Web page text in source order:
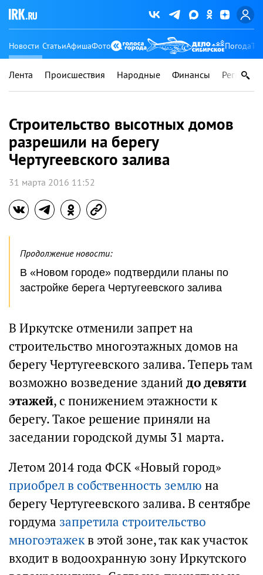
Новости СтатьиАфишаФото Погода
Лента Происшествия Народные Финансы Регионы
Строительство высотных домов
разрешили на берегу
Чертугеевского залива
31 марта 2016 11:52
Продолжение новости:
В «Новом городе» подтвердили планы по
застройке берега Чертугеевского залива
В Иркутске отменили запрет на
строительство многоэтажных домов на
берегу Чертугеевского залива. Теперь там
возможно возведение зданий до девяти
этажей, с понижением этажности к
берегу. Такое решение приняли на
заседании городской думы 31 марта.
Летом 2014 года ФСК «Новый город»
приобрел в собственность землю на
берегу Чертугеевского залива. В сентябре
гордума запретила строительство
многоэтажекв этой зоне, так как участок
входит в водоохранную зону Иркутского